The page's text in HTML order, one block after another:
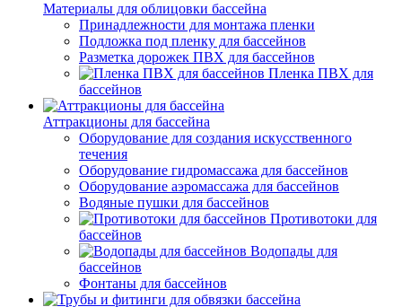
Материалы для облицовки бассейна
Принадлежности для монтажа пленки
Подложка под пленку для бассейнов
Разметка дорожек ПВХ для бассейнов
Пленка ПВХ для
бассейнов
Аттракционы для бассейна
Оборудование для создания искусственного
течения
Оборудование гидромассажа для бассейнов
Оборудование аэромассажа для бассейнов
Водяные пушки для бассейнов
Противотоки для
бассейнов
Водопады для
бассейнов
Фонтаны для бассейнов